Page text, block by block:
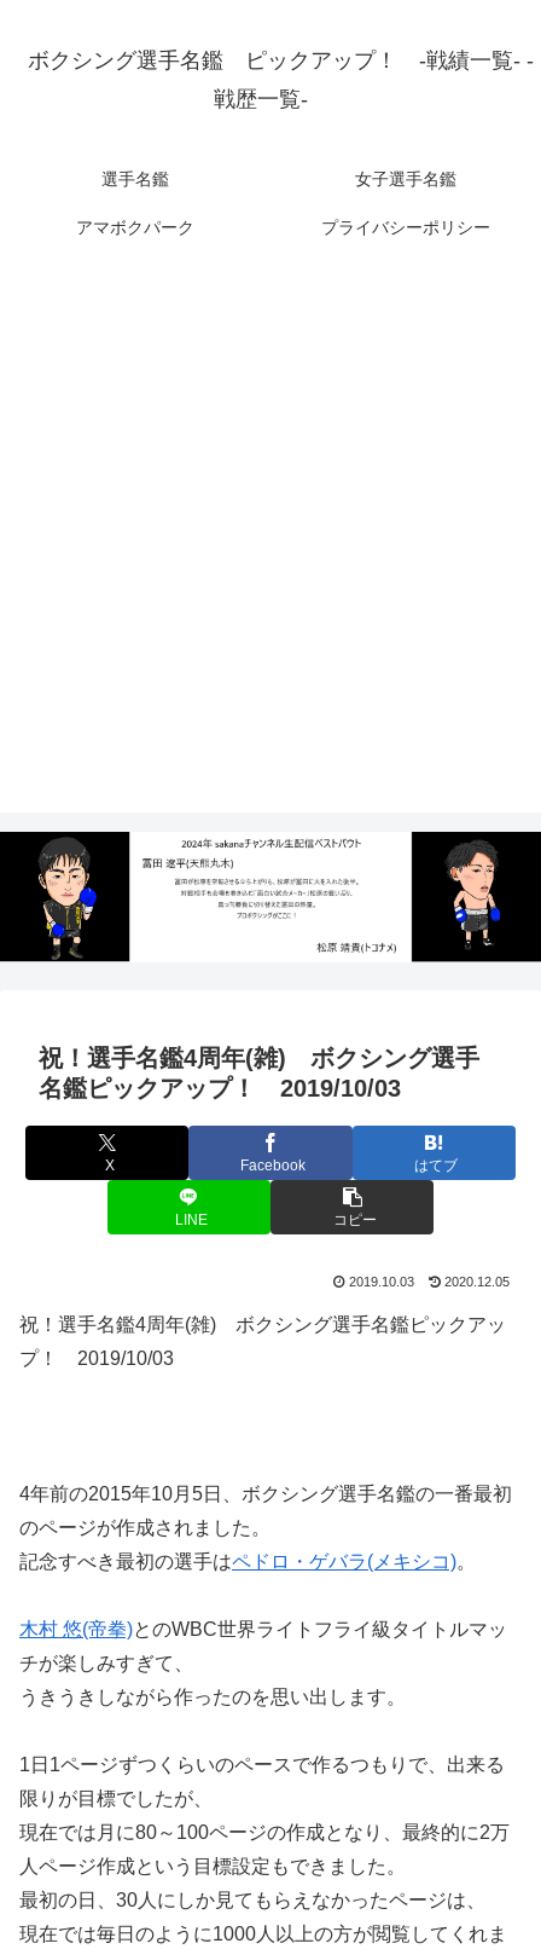
ボクシング選手名鑑 ピックアップ！ -戦績一覧- -
戦歴一覧-
選手名鑑 女子選手名鑑
アマボクパーク プライバシーポリシー
祝！選手名鑑4周年(雑) ボクシング選手
名鑑ピックアップ！ 2019/10/03
X Facebook はてブ
LINE コピー
2019.10.03 2020.12.05
祝！選手名鑑4周年(雑) ボクシング選手名鑑ピックアッ
プ！ 2019/10/03
4年前の2015年10月5日、ボクシング選手名鑑の一番最初
のページが作成されました。
記念すべき最初の選手はペドロ・ゲバラ(メキシコ)。
木村 悠(帝拳)とのWBC世界ライトフライ級タイトルマッ
チが楽しみすぎて、
うきうきしながら作ったのを思い出します。
1日1ページずつくらいのペースで作るつもりで、出来る
限りが目標でしたが、
現在では月に80～100ページの作成となり、最終的に2万
人ページ作成という目標設定もできました。
最初の日、30人にしか見てもらえなかったページは、
現在では毎日のように1000人以上の方が閲覧してくれま